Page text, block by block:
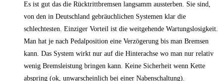
Es ist gut das die Rücktrittbremsen langsamm aussterben. Sie sind,
von den in Deutschland gebräuchlichen Systemen klar die
schlechtesten. Einziger Vorteil ist die weitgehende Wartungslosigkeit.
Man hat je nach Pedalposition eine Verzögerung bis man Bremsen
kann. Das System wirkt nur auf die Hinterachse wo man nur relativ
wenig Bremsleistung bringen kann. Keine Sicherheit wenn Kette
abspring (ok, unwarscheinlich bei einer Nabenschaltung).